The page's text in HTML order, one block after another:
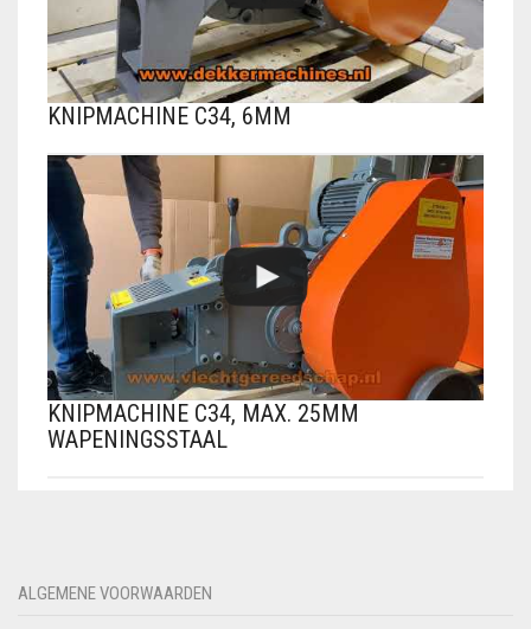
KNIPMACHINE C34, 6MM
KNIPMACHINE C34, MAX. 25MM
WAPENINGSSTAAL
ALGEMENE VOORWAARDEN